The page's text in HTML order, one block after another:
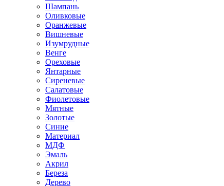
Шампань
Оливковые
Оранжевые
Вишневые
Изумрудные
Венге
Ореховые
Янтарные
Сиреневые
Салатовые
Фиолетовые
Мятные
Золотые
Синие
Материал
МДФ
Эмаль
Акрил
Береза
Дерево